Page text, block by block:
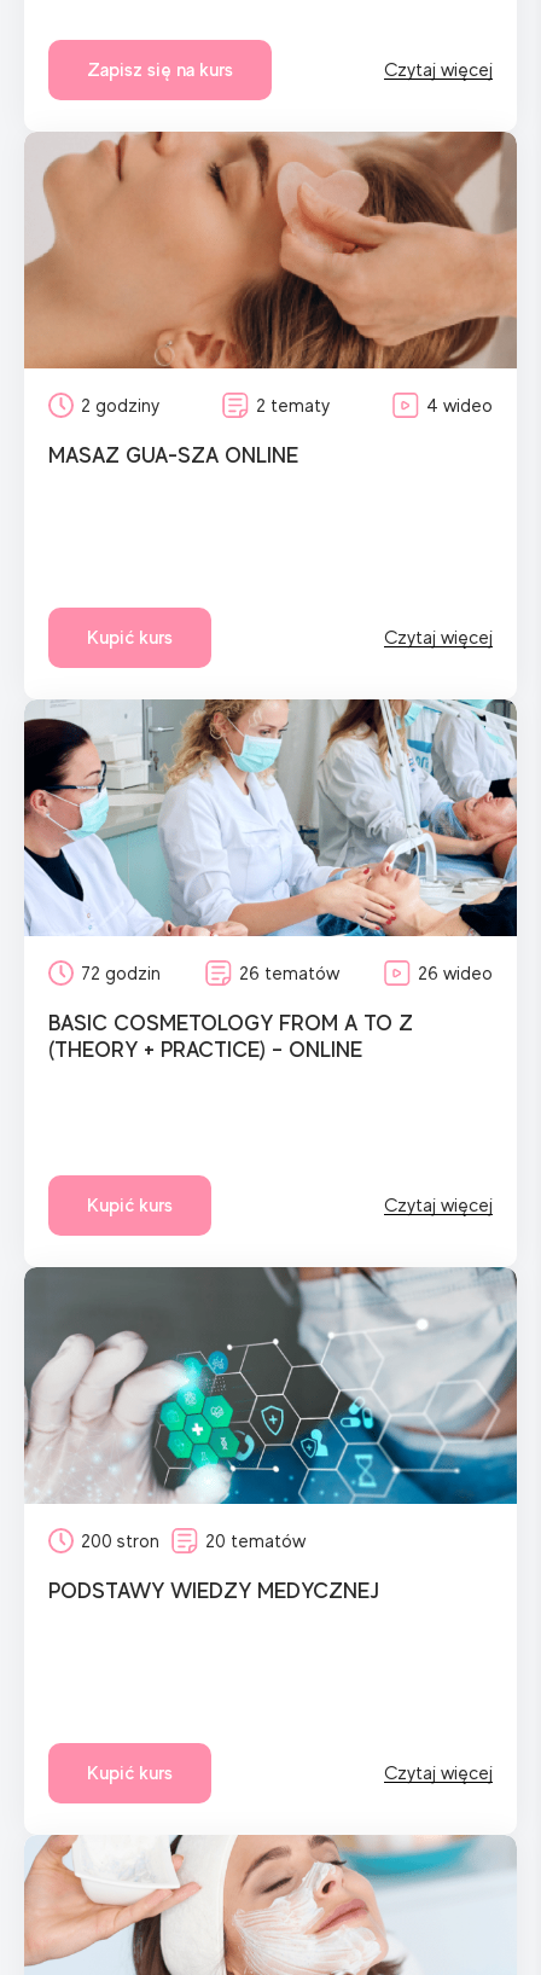
Zapisz się na kurs Czytaj więcej
2 godziny 2 tematy 4 wideo
MASAZ GUA-SZA ONLINE
Kupić kurs Czytaj więcej
72 godzin 26 tematów 26 wideo
BASIC COSMETOLOGY FROM A TO Z
(THEORY + PRACTICE) – ONLINE
Kupić kurs Czytaj więcej
200 stron 20 tematów
PODSTAWY WIEDZY MEDYCZNEJ
Kupić kurs Czytaj więcej